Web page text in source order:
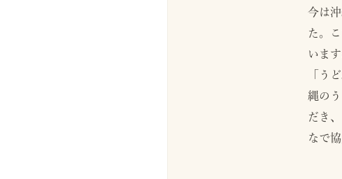
今は
た。
いま
「う
縄の
だき
なで